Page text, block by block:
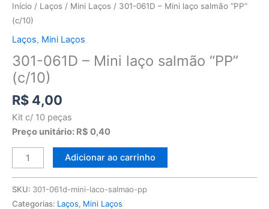
Início / Laços / Mini Laços / 301-061D – Mini laço salmão “PP”
(c/10)
Laços, Mini Laços
301-061D – Mini laço salmão “PP”
(c/10)
R$ 4,00
Kit c/ 10 peças
Preço unitário: R$ 0,40
Adicionar ao carrinho
SKU: 301-061d-mini-laco-salmao-pp
Categorias: Laços, Mini Laços